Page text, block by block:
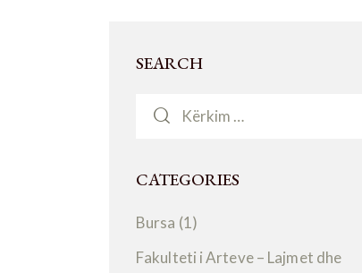
SEARCH
CATEGORIES
Bursa (1)
Fakulteti i Arteve – Lajmet dhe